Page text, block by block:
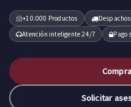
+10.000 Productos
Atención inteligente 24/7
Pago
Solicitar